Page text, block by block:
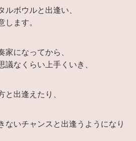
ルボウルと出逢い、
します。
家になってから、
議なくらい上手くいき、
と出逢えたり、
ないチャンスと出逢うようになり